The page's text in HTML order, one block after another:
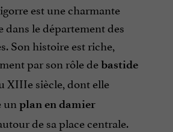
est une charmante
dans le département des
Son histoire est riche,
par son rôle debastide
XIIIe siècle, dont elle
un plan en damier
de sa place centrale.